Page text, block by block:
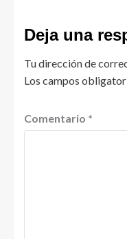
Deja una
Tu dirección de
Los campos
Comentario *